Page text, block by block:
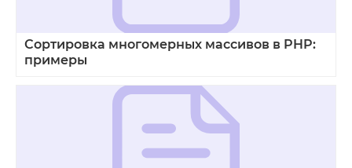
Сортировка многомерных массивов в PHP:
примеры